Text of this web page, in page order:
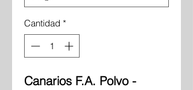
Cantidad *
Canarios F.A. Polvo -